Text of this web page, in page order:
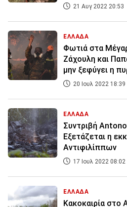
21 Αυγ 2022 20:53
ΕΛΛΑΔΑ
Φωτιά στα
Ζάχουλη και
μην ξεφύγει η
20 Ιουλ 2022 18:39
ΕΛΛΑΔΑ
Συντριβή
Εξετάζεται η
Αντιφιλίππων
17 Ιουλ 2022 08:02
ΕΛΛΑΔΑ
Κακοκαιρία στο